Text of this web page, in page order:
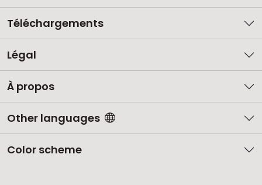
Téléchargements
Légal
À propos
Other languages
Color scheme